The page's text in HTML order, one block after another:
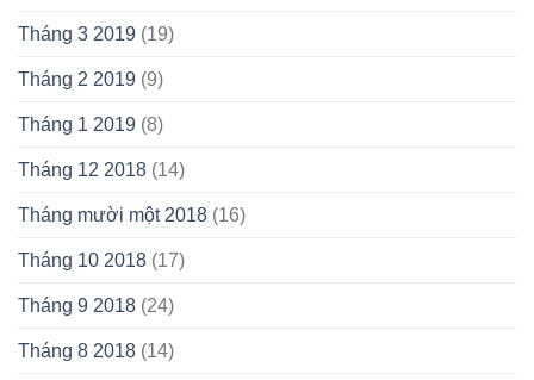
Tháng 3 2019 (19)
Tháng 2 2019 (9)
Tháng 1 2019 (8)
Tháng 12 2018 (14)
Tháng mười một 2018 (16)
Tháng 10 2018 (17)
Tháng 9 2018 (24)
Tháng 8 2018 (14)